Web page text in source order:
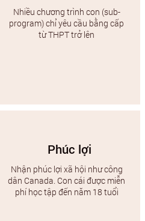
Nhiều chương trình con (sub-
program) chỉ yêu cầu bằng cấp
từ THPT trở lên
Phúc lợi
Nhận phúc lợi xã hội như công
dân Canada. Con cái được miễn
phí học tập đến năm 18 tuổi